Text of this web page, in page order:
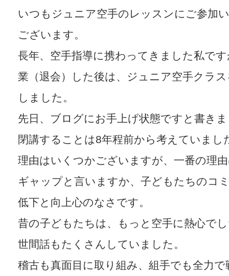
いつもジュニア空手のレッスンにご参加
ございます。
長年、空手指導に携わってきました私で
業（退会）した後は、ジュニア空手クラ
しました。
先日、ブログにお手上げ状態ですと書き
閉講することは8年程前から考えていまし
理由はいくつかございますが、一番の理
ギャップと言いますか、子どもたちのコ
低下と向上心のなさです。
昔の子どもたちは、もっと空手に熱心で
世間話もたくさんしていました。
稽古も真面目に取り組み、組手でも全力